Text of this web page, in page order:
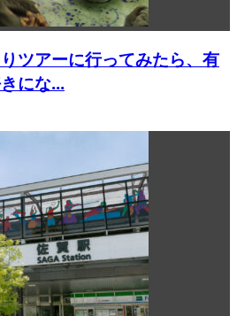
ツアーに行ってみたら、有
にな...